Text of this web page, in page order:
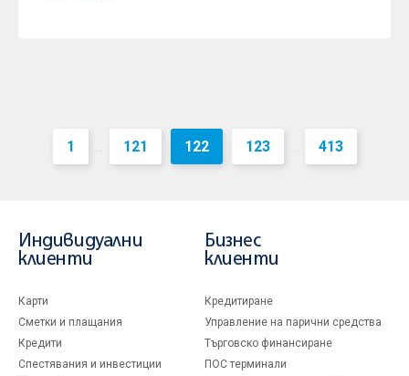
1 ... 121 122 123 ... 413
Индивидуални
клиенти
Карти
Сметки и плащания
Кредити
Спестявания и инвестиции
Бизнес
клиенти
Кредитиране
Управление на парични средства
Търговско финансиране
ПОС терминали